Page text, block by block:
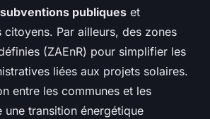
subventions publiques et
citoyens. Par ailleurs, des zones
(ZAEnR) pour simplifier les
liées aux projets solaires.
entre les communes et les
une transition énergétique